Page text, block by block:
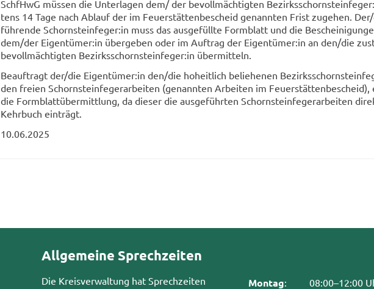
SchfHwG müs­sen die Un­ter­la­gen dem/ der be­voll­mäch­tig­ten
tens 14 Tage nach Ab­lauf der im Feu­er­stät­ten­be­scheid ge­nann­ten Frist zu­ge­hen.
füh­ren­de Schorn­stein­fe­ger:in muss das aus­ge­füll­te Form­blatt und die
dem/der Ei­gen­tü­mer:in über­ge­ben oder im Auf­trag der Ei­gen­tü­mer:in an den/die
be­voll­mäch­tig­ten Be­zirks­schorn­stein­fe­ger:in über­mit­teln.
Be­auf­tragt der/die Ei­gen­tü­mer:in den/die ho­heit­lich be­lie­he­nen
den frei­en Schorn­stein­fe­ger­ar­bei­ten (ge­nann­ten Ar­bei­ten im
die Form­blatt­über­mitt­lung, da die­ser die aus­ge­führ­ten Schorn­stein­fe­ger­ar­bei­ten
Kehr­buch ein­trägt.
10.06.2025
Allgemeine Sprechzeiten
Die Kreisverwaltung hat Sprechzeiten
Montag: 08:00–12:00